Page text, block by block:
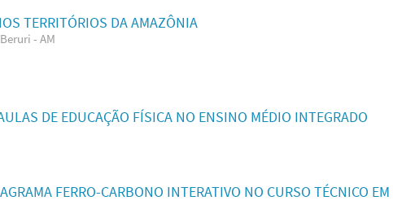
TERRITÓRIOS DA AMAZÔNIA
- AM
DE EDUCAÇÃO FÍSICA NO ENSINO MÉDIO INTEGRADO
FERRO-CARBONO INTERATIVO NO CURSO TÉCNICO EM